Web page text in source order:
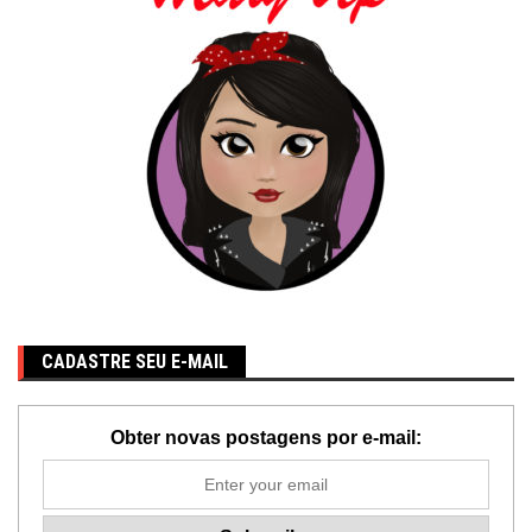
CADASTRE SEU E-MAIL
Obter novas postagens por e-mail: